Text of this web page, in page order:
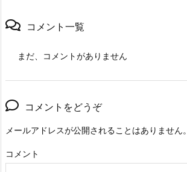
コメント一覧
まだ、コメントがありません
コメントをどうぞ
メールアドレスが公開されることはありません。
コメント